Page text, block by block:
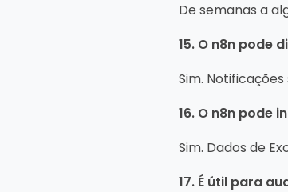
De semanas a
15. O n8n pode
Sim.
16. O n8n pode
Sim. Dados de
17. É útil para